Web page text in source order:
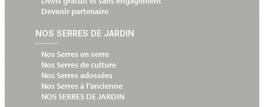
Devenir partenaire
NOS SERRES DE JARDIN
Nos Serres en verre
Nos Serres de culture
Nos Serres adossées
Nos Serres à l’ancienne
NOS SERRES DE JARDIN